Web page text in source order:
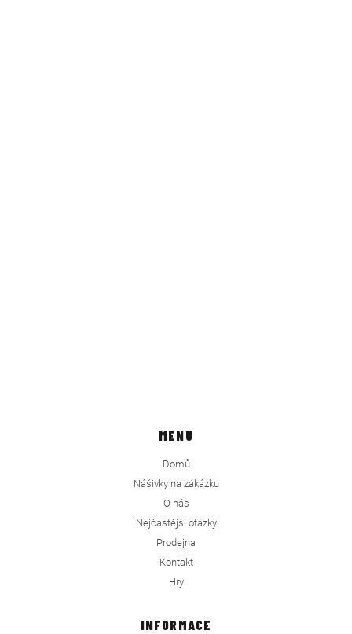
MENU
Domů
Nášivky na zákázku
O nás
Nejčastější otázky
Prodejna
Kontakt
Hry
INFORMACE